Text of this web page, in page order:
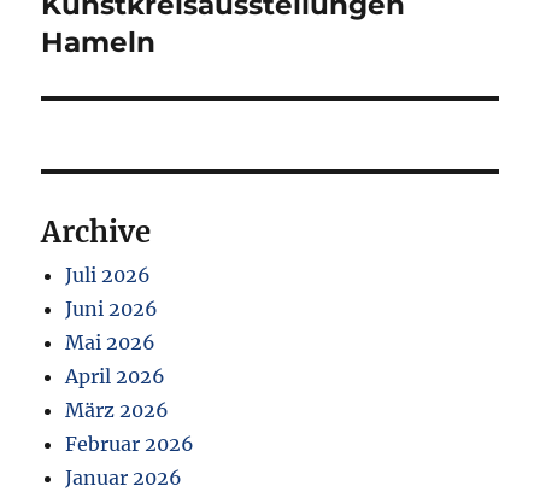
Hameln
Archive
Juli 2026
Juni 2026
Mai 2026
April 2026
März 2026
Februar 2026
Januar 2026